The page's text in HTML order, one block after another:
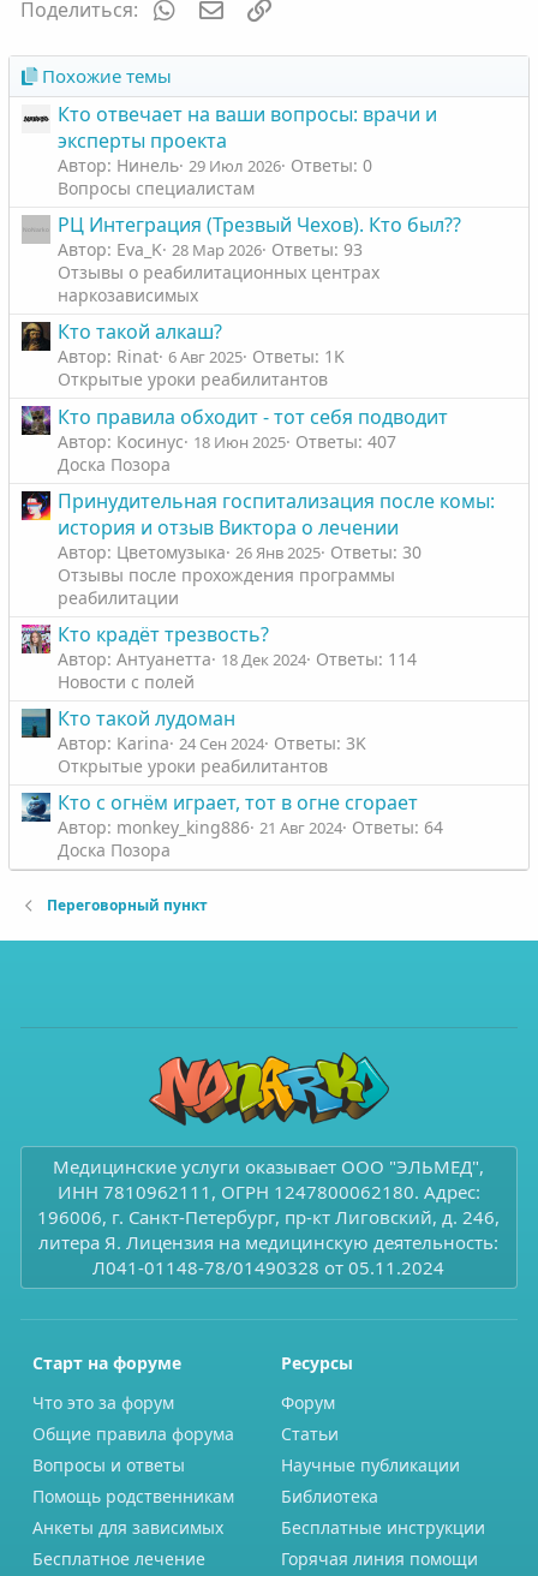
Поделиться: WhatsAppЭлектронная почта
Похожие темы
Кто отвечает на ваши вопросы: врачи и
эксперты проекта
Автор: Нинель 29 Июл 2026 Ответы: 0
Вопросы специалистам
РЦ Интеграция (Трезвый Чехов). Кто был??
Автор: Eva_K 28 Мар 2026 Ответы: 93
Отзывы о реабилитационных центрах
наркозависимых
Кто такой алкаш?
Автор: Rinat 6 Авг 2025 Ответы: 1K
Открытые уроки реабилитантов
Кто правила обходит - тот себя подводит
Автор: Косинус 18 Июн 2025 Ответы: 407
Доска Позора
Принудительная госпитализация после комы:
история и отзыв Виктора о лечении
Автор: Цветомузыка 26 Янв 2025 Ответы: 30
Отзывы после прохождения программы
реабилитации
Кто крадëт трезвость?
Автор: Антуанетта 18 Дек 2024 Ответы: 114
Новости с полей
Кто такой лудоман
Автор: Karinа 24 Сен 2024 Ответы: 3K
Открытые уроки реабилитантов
Кто с огнём играет, тот в огне сгорает
Автор: monkey_king886 21 Авг 2024 Ответы: 64
Доска Позора
Переговорный пункт
Медицинские услуги оказывает ООО "ЭЛЬМЕД",
ИНН 7810962111, ОГРН 1247800062180. Адрес:
196006, г. Санкт-Петербург, пр-кт Лиговский, д. 246,
литера Я. Лицензия на медицинскую деятельность:
Л041-01148-78/01490328 от 05.11.2024
Старт на форуме
Что это за форум
Общие правила форума
Вопросы и ответы
Помощь родственникам
Анкеты для зависимых
Бесплатное лечение
Ресурсы
Форум
Статьи
Научные публикации
Библиотека
Бесплатные инструкции
Горячая линия помощи